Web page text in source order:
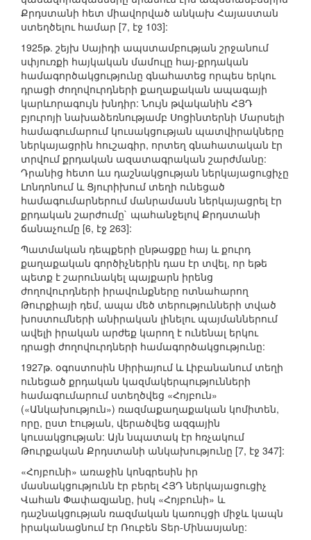
Քրդստանի հետ միավորված անկախ Հայաստան
ստեղծելու համար [7, էջ 103]:
1925թ. շեյխ Սայիդի ապստամբության շրջանում
սփյուռքի հայկական մամուլը հայ-քրդական
համագործակցությունը գնահատեց որպես երկու
դրացի ժողովուրդների քաղաքական ապագայի
կարևորագույն խնդիր: Նույն թվականին ՀՅԴ
բյուրոյի նախաձեռնությամբ Սոցինտերնի Մարսելի
համագումարում կուսակցության պատվիրակները
ներկայացրին հուշագիր, որտեղ գնահատական էր
տրվում քրդական ազատագրական շարժմանը:
Դրանից հետո ևս դաշնակցության ներկայացուցիչը
Լոնդոնում և Ցյուրիխում տեղի ունեցած
համագումարներում մանրամասն ներկայացրել էր
քրդական շարժումը` պահանջելով Քրդստանի
ճանաչումը [6, էջ 263]:
Պատմական դեպքերի ընթացքը հայ և քուրդ
քաղաքական գործիչներին դաս էր տվել, որ եթե
պետք է շարունակել պայքարն իրենց
ժողովուրդների իրավունքները ոտնահարող
Թուրքիայի դեմ, ապա մեծ տերությունների տված
խոստումների անիրական լինելու պայմաններում
ավելի իրական արժեք կարող է ունենալ երկու
դրացի ժողովուրդների համագործակցությունը:
1927թ. օգոստոսին Սիրիայում և Լիբանանում տեղի
ունեցած քրդական կազմակերպությունների
համագումարում ստեղծվեց «Հոյբուն»
(«Անկախություն») ռազմաքաղաքական կոմիտեն,
որը, ըստ էության, վերածվեց ազգային
կուսակցության: Այն նպատակ էր հռչակում
Թուրքական Քրդստանի անկախությունը [7, էջ 347]:
«Հոյբունի» առաջին կոնգրեսին իր
մասնակցությունն էր բերել ՀՅԴ ներկայացուցիչ
Վահան Փափազյանը, իսկ «Հոյբունի» և
դաշնակցության ռազմական կառույցի միջև կապն
իրականացնում էր Ռուբեն Տեր-Մինասյանը: